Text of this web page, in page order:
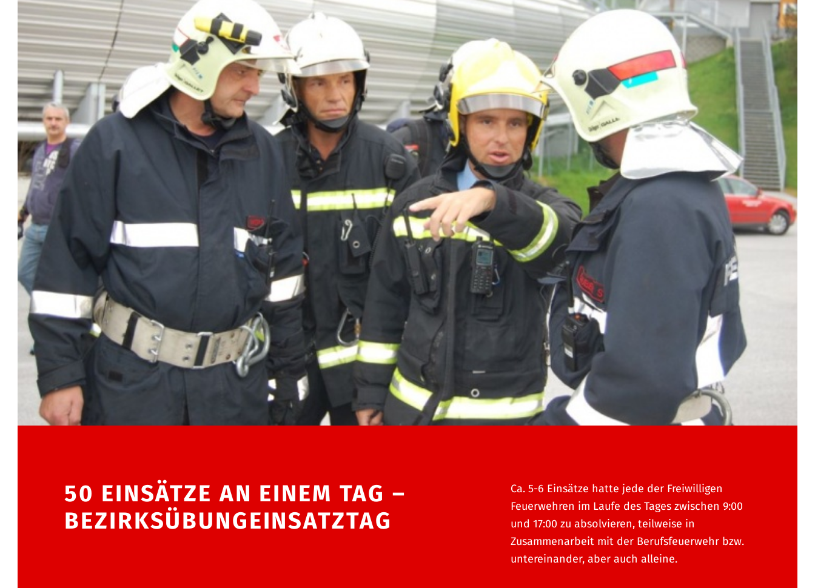
50 EINSÄTZE AN EINEM TAG –
BEZIRKSÜBUNGEINSATZTAG
Ca. 5-6 Einsätze hatte jede der Freiwilligen
Feuerwehren im Laufe des Tages zwischen 9:00
und 17:00 zu absolvieren, teilweise in
Zusammenarbeit mit der Berufsfeuerwehr bzw.
untereinander, aber auch alleine.